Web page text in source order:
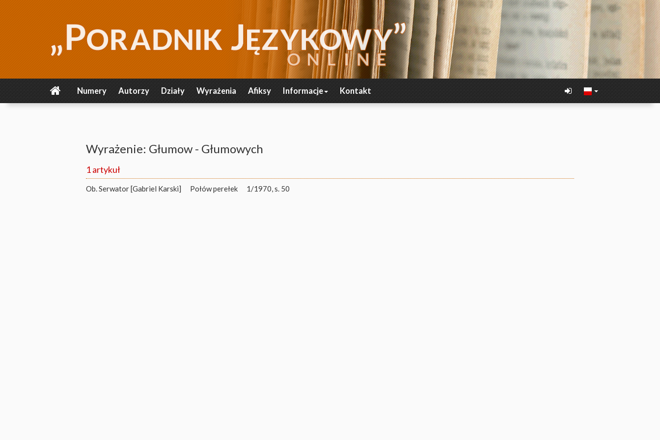
Numery Autorzy Działy Wyrażenia Afiksy Informacje Kontakt
Wyrażenie: Głumow - Głumowych
1 artykuł
Ob. Serwator [Gabriel Karski] Połów perełek 1/1970, s. 50